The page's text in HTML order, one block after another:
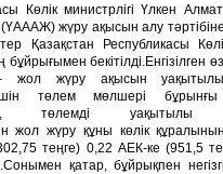
Көлік министрлігі Үлкен
жүру ақысын алу тәртібіне
Қазақстан Республикасы
бекітілді.Енгізілген
жол жүру ақысын уақытылы
төлем мөлшері бұрынғы
төлемді уақытылы
жол жүру құны көлік
теңге) 0,22 АЕК-ке (951,5
қатар, бұйрықпен